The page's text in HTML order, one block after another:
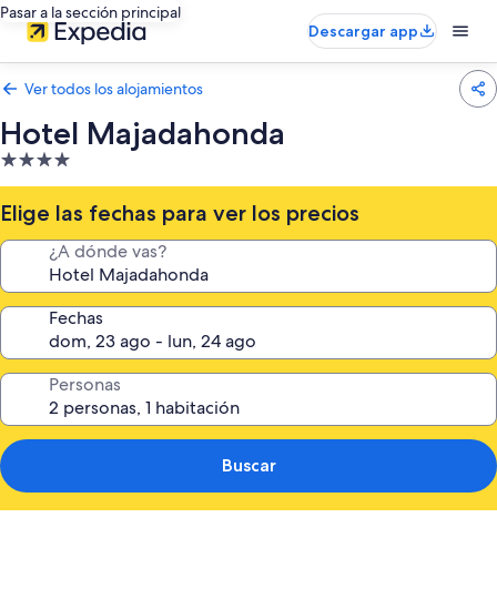
Pasar a la sección principal
Descargar app
Ver todos los alojamientos
Hotel Majadahonda
Alojamiento
de
4.0 estrellas
Elige las fechas para ver los precios
¿A dónde vas?
Fechas
Personas
Buscar